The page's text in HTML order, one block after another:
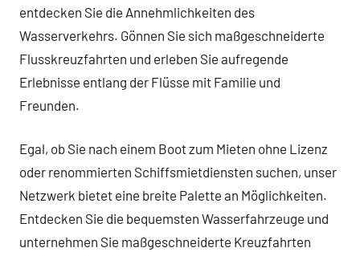
entdecken Sie die Annehmlichkeiten des
Wasserverkehrs. Gönnen Sie sich maßgeschneiderte
Flusskreuzfahrten und erleben Sie aufregende
Erlebnisse entlang der Flüsse mit Familie und
Freunden.
Egal, ob Sie nach einem Boot zum Mieten ohne Lizenz
oder renommierten Schiffsmietdiensten suchen, unser
Netzwerk bietet eine breite Palette an Möglichkeiten.
Entdecken Sie die bequemsten Wasserfahrzeuge und
unternehmen Sie maßgeschneiderte Kreuzfahrten